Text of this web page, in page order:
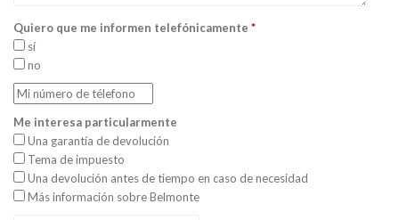
Quiero que me informen telefónicamente *
sí
no
Me interesa particularmente
Una garantía de devolución
Tema de impuesto
Una devolución antes de tiempo en caso de necesidad
Más información sobre Belmonte